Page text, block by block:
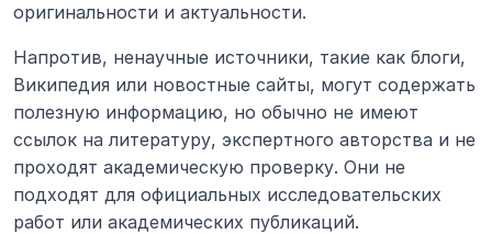
оригинальности и актуальности.
Напротив, ненаучные источники, такие как блоги,
Википедия или новостные сайты, могут содержать
полезную информацию, но обычно не имеют
ссылок на литературу, экспертного авторства и не
проходят академическую проверку. Они не
подходят для официальных исследовательских
работ или академических публикаций.